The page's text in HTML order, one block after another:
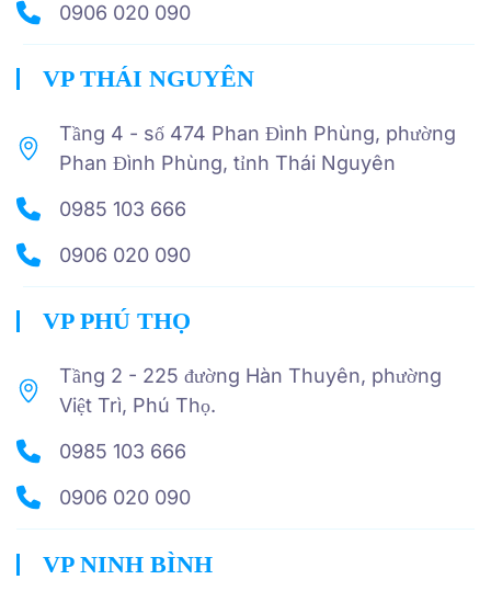
0906 020 090
VP THÁI NGUYÊN
Tầng 4 - số 474 Phan Đình Phùng, phường
Phan Đình Phùng, tỉnh Thái Nguyên
0985 103 666
0906 020 090
VP PHÚ THỌ
Tầng 2 - 225 đường Hàn Thuyên, phường
Việt Trì, Phú Thọ.
0985 103 666
0906 020 090
VP NINH BÌNH